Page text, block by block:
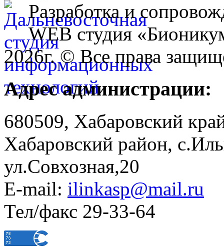
Разработка и
WEB студия
2026г. © Все права
Адрес администрации:
680509, Хабаровский
Хабаровский район,
ул.Совхозная,20
E-mail: ilinkasp@mail.ru
Тел/факс 29-33-64